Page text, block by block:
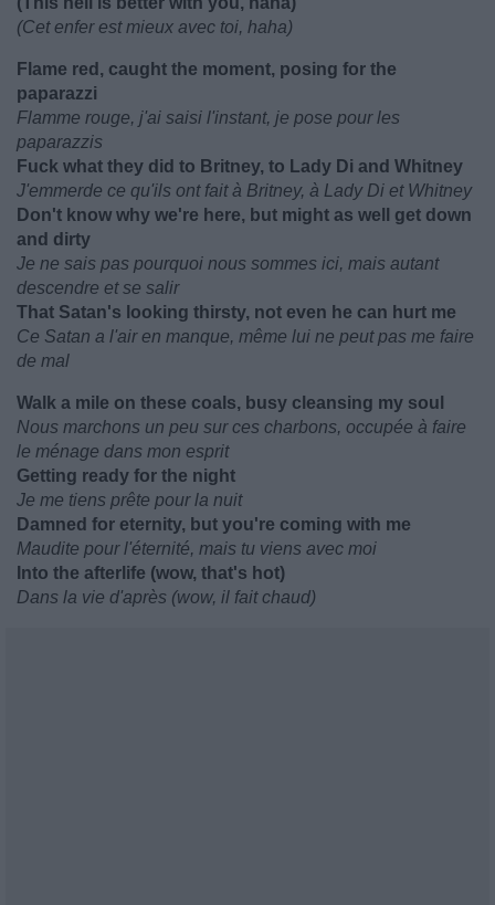
(Cet enfer est mieux avec toi, haha)
Flame red, caught the moment, posing for the
paparazzi
Flamme rouge, j'ai saisi l'instant, je pose pour les
paparazzis
Fuck what they did to Britney, to Lady Di and Whitney
J'emmerde ce qu'ils ont fait à Britney, à Lady Di et Whitney
Don't know why we're here, but might as well get down
and dirty
Je ne sais pas pourquoi nous sommes ici, mais autant
descendre et se salir
That Satan's looking thirsty, not even he can hurt me
Ce Satan a l'air en manque, même lui ne peut pas me faire
de mal
Walk a mile on these coals, busy cleansing my soul
Nous marchons un peu sur ces charbons, occupée à faire
le ménage dans mon esprit
Getting ready for the night
Je me tiens prête pour la nuit
Damned for eternity, but you're coming with me
Maudite pour l'éternité, mais tu viens avec moi
Into the afterlife (wow, that's hot)
Dans la vie d'après (wow, il fait chaud)